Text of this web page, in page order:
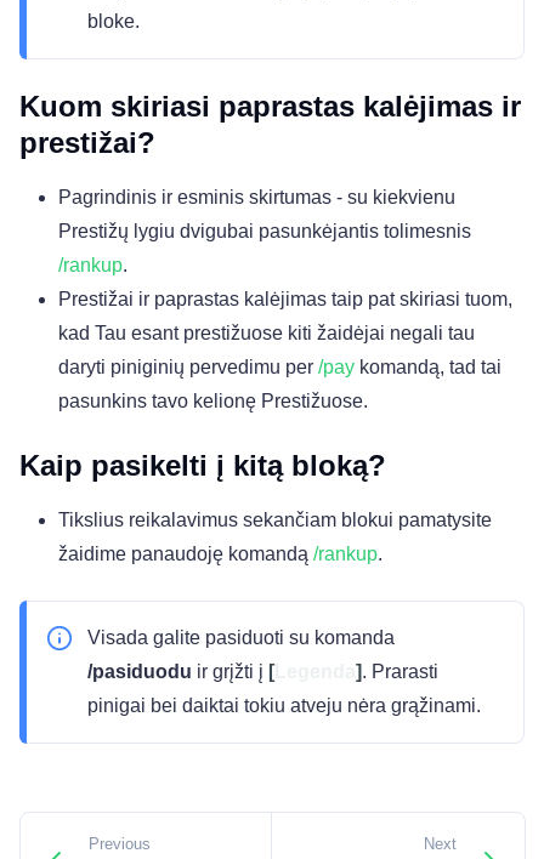
bloke.
Kuom skiriasi paprastas kalėjimas ir
prestižai?
Pagrindinis ir esminis skirtumas - su kiekvienu
Prestižų lygiu dvigubai pasunkėjantis tolimesnis
/rankup.
Prestižai ir paprastas kalėjimas taip pat skiriasi tuom,
kad Tau esant prestižuose kiti žaidėjai negali tau
daryti piniginių pervedimu per /pay komandą, tad tai
pasunkins tavo kelionę Prestižuose.
Kaip pasikelti į kitą bloką?
Tikslius reikalavimus sekančiam blokui pamatysite
žaidime panaudoję komandą /rankup.
Visada galite pasiduoti su komanda
/pasiduodu ir grįžti į [Legenda ]. Prarasti
pinigai bei daiktai tokiu atveju nėra grąžinami.
Previous Next